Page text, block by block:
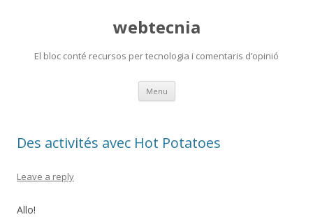
webtecnia
El bloc conté recursos per tecnologia i comentaris d’opinió
Menu Skip
content
Des activités avec Hot Potatoes
Leave a reply
Allo!